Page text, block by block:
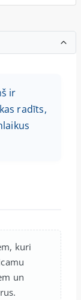
ir
radīts,
kuri
un